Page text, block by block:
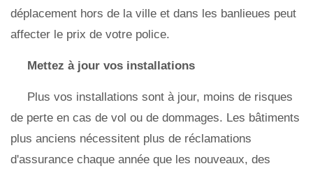
déplacement hors de la ville et dans les banlieues peut
affecter le prix de votre police.
Mettez à jour vos installations
Plus vos installations sont à jour, moins de risques
de perte en cas de vol ou de dommages. Les bâtiments
plus anciens nécessitent plus de réclamations
d'assurance chaque année que les nouveaux, des